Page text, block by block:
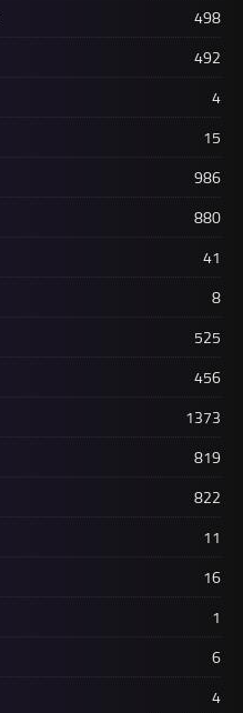
498
492
4
15
986
880
41
8
525
456
1373
819
822
11
16
1
6
4